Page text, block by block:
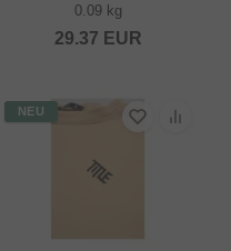
0.09 kg
29.37 EUR
NEU